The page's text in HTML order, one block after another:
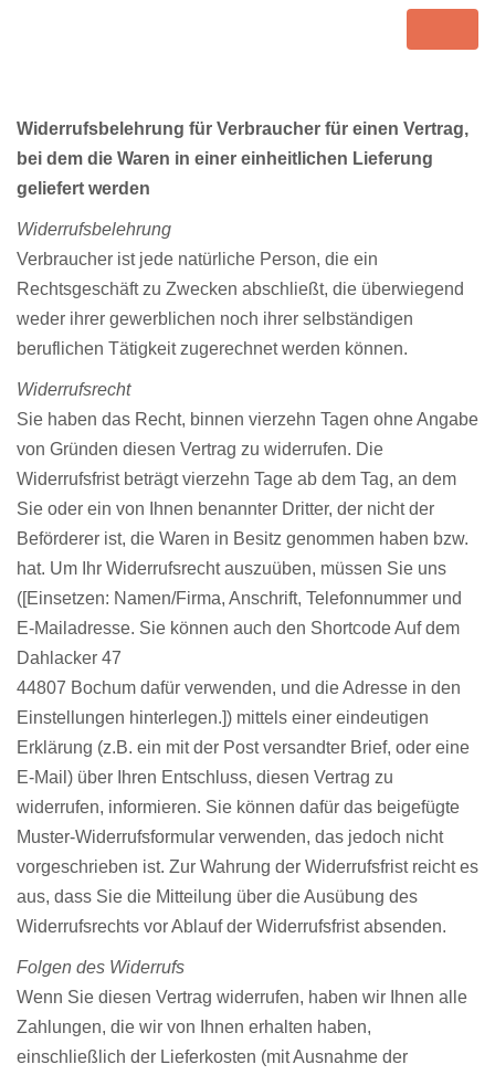
Toggle
Widerrufsbelehrung für Verbraucher für einen Vertrag,
bei dem die Waren in einer einheitlichen Lieferung
geliefert werden
Widerrufsbelehrung
Verbraucher ist jede natürliche Person, die ein
Rechtsgeschäft zu Zwecken abschließt, die überwiegend
weder ihrer gewerblichen noch ihrer selbständigen
beruflichen Tätigkeit zugerechnet werden können.
Widerrufsrecht
Sie haben das Recht, binnen vierzehn Tagen ohne Angabe
von Gründen diesen Vertrag zu widerrufen. Die
Widerrufsfrist beträgt vierzehn Tage ab dem Tag, an dem
Sie oder ein von Ihnen benannter Dritter, der nicht der
Beförderer ist, die Waren in Besitz genommen haben bzw.
hat. Um Ihr Widerrufsrecht auszuüben, müssen Sie uns
([Einsetzen: Namen/Firma, Anschrift, Telefonnummer und
E-Mailadresse. Sie können auch den Shortcode Auf dem
Dahlacker 47
44807 Bochum dafür verwenden, und die Adresse in den
Einstellungen hinterlegen.]) mittels einer eindeutigen
Erklärung (z.B. ein mit der Post versandter Brief, oder eine
E-Mail) über Ihren Entschluss, diesen Vertrag zu
widerrufen, informieren. Sie können dafür das beigefügte
Muster-Widerrufsformular verwenden, das jedoch nicht
vorgeschrieben ist. Zur Wahrung der Widerrufsfrist reicht es
aus, dass Sie die Mitteilung über die Ausübung des
Widerrufsrechts vor Ablauf der Widerrufsfrist absenden.
Folgen des Widerrufs
Wenn Sie diesen Vertrag widerrufen, haben wir Ihnen alle
Zahlungen, die wir von Ihnen erhalten haben,
einschließlich der Lieferkosten (mit Ausnahme der